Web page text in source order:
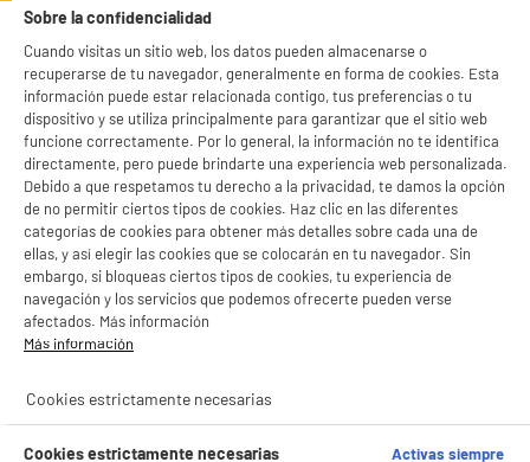
Sobre la confidencialidad
Cuando visitas un sitio web, los datos pueden almacenarse o
recuperarse de tu navegador, generalmente en forma de cookies. Esta
información puede estar relacionada contigo, tus preferencias o tu
dispositivo y se utiliza principalmente para garantizar que el sitio web
funcione correctamente. Por lo general, la información no te identifica
directamente, pero puede brindarte una experiencia web personalizada.
Debido a que respetamos tu derecho a la privacidad, te damos la opción
de no permitir ciertos tipos de cookies. Haz clic en las diferentes
categorías de cookies para obtener más detalles sobre cada una de
ellas, y así elegir las cookies que se colocarán en tu navegador. Sin
embargo, si bloqueas ciertos tipos de cookies, tu experiencia de
navegación y los servicios que podemos ofrecerte pueden verse
afectados. Más información
Más información
Cookies estrictamente necesarias
Cookies estrictamente necesarias
Activas siempre